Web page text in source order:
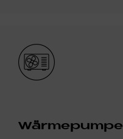
Bild
Wär­me­pum­pe